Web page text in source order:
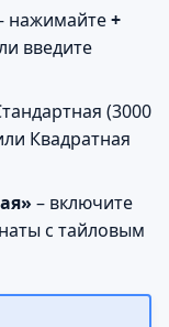
нажимайте+
введите
(3000
Квадратная
– включите
с тайловым